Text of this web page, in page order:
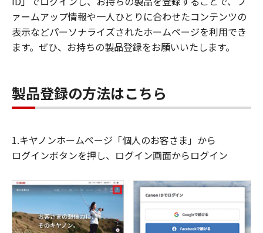
ァームアップ情報や一人ひとりに合わせたコンテンツの
表示などパーソナライズされたホームページを利用でき
ます。ぜひ、お持ちの製品登録をお願いいたします。
製品登録の方法はこちら
1.キヤノンホームページ「個人のお客さま」から
ログインボタンを押し、ログイン画面からログイン